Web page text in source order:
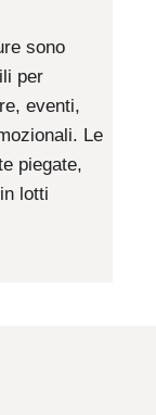
sono
per
eventi,
Le
piegate,
lotti